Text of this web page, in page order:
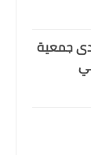
جمعية